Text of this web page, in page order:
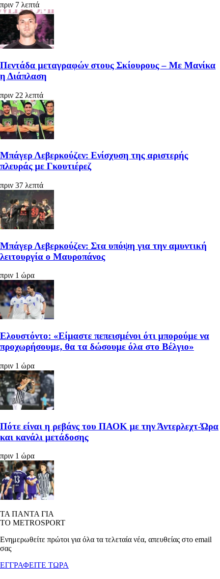
πριν 7 λεπτά
Πεντάδα μεταγραφών στους Σκίουρους – Με Μανίκα
η Διάπλαση
πριν 22 λεπτά
Μπάγερ Λεβερκούζεν: Ενίσχυση της αριστερής
πλευράς με Γκουτιέρεζ
πριν 37 λεπτά
Μπάγερ Λεβερκούζεν: Στα υπόψη για την αμυντική
λειτουργία ο Μαυροπάνος
πριν 1 ώρα
Ελουστόντο: «Είμαστε πεπεισμένοι ότι μπορούμε να
προχωρήσουμε, θα τα δώσουμε όλα στο Βέλγιο»
πριν 1 ώρα
Πότε είναι η ρεβάνς του ΠΑΟΚ με την Άντερλεχτ-Ώρα
και κανάλι μετάδοσης
πριν 1 ώρα
ΤΑ ΠΑΝΤΑ ΓΙΑ
ΤΟ METROSPORT
Ενημερωθείτε πρώτοι για όλα τα τελεταία νέα, απευθείας στο email
σας
ΕΓΓΡΑΦΕΙΤΕ ΤΩΡΑ